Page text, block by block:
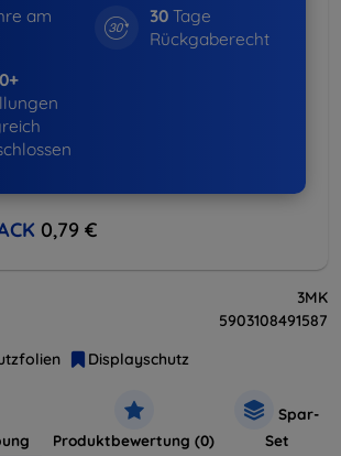
am
30 Tage
Rückgaberecht
0,79 €
3MK
5903108491587
Displayschutz
Produktbewertung (0)
Spar-
Set